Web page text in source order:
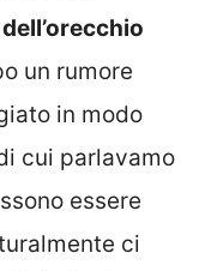
un rumore
in modo
cui parlavamo
essere
ci